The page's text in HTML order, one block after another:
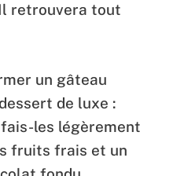
retrouvera tout
un gâteau
de luxe :
les légèrement
fruits frais et un